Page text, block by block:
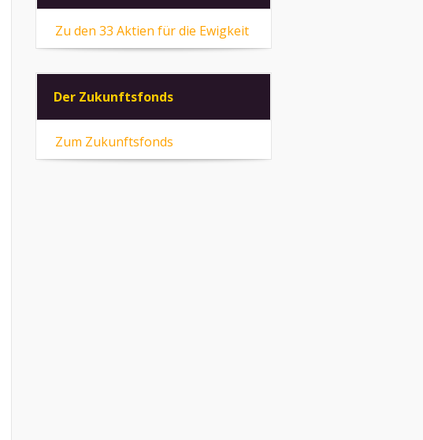
Zu den 33 Aktien für die Ewigkeit
Der Zukunftsfonds
Zum Zukunftsfonds